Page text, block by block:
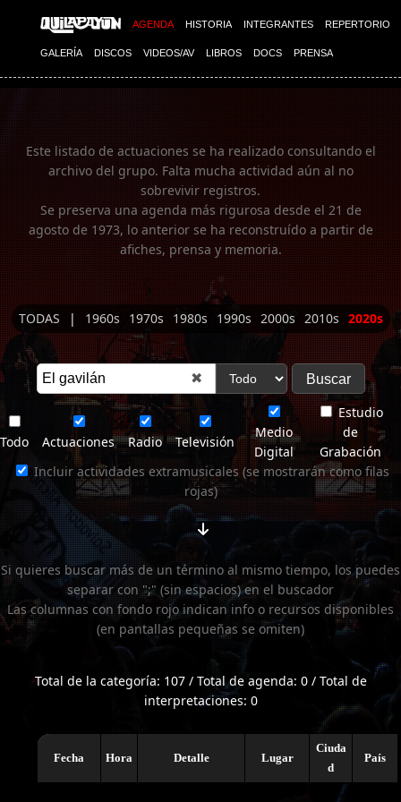
AGENDA HISTORIA INTEGRANTES REPERTORIO
GALERÍA DISCOS VIDEOS/AV LIBROS DOCS PRENSA
Imagen 01
Este listado de actuaciones se ha realizado consultando el
archivo del grupo. Falta mucha actividad aún al no
sobrevivir registros.
Se preserva una agenda más rigurosa desde el 21 de
agosto de 1973, lo anterior se ha reconstruído a partir de
afiches, prensa y memoria.
TODAS | 1960s 1970s 1980s 1990s 2000s 2010s 2020s
✖
Todo Actuaciones Radio Televisión
Medio
Digital
Estudio
de
Grabación
Incluir actividades extramusicales (se mostrarán como filas
rojas)
Si quieres buscar más de un término al mismo tiempo, los puedes
separar con ";" (sin espacios) en el buscador
Las columnas con fondo rojo indican info o recursos disponibles
(en pantallas pequeñas se omiten)
Total de la categoría: 107 / Total de agenda: 0 / Total de
interpretaciones: 0
Fecha Hora Detalle Lugar
Ciuda
d
País